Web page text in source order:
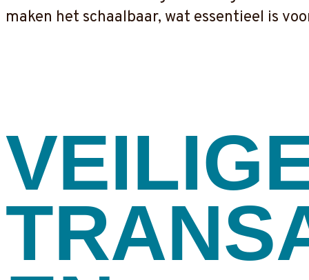
maken het schaalbaar, wat essentieel is